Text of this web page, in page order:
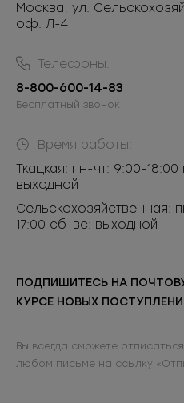
Москва, ул.
оф. Л-4
Телефоны:
8-800-600-14-83
Бесплатный звонок
Время работы:
Ткацкая: пн-чт: 9:00-
выходной
Сельскохозяйственная:
17:00 сб-вс: выходной
ПОДПИШИТЕСЬ НА
КУРСЕ НОВЫХ
Вы всегда сможете
любом письме на ссылку